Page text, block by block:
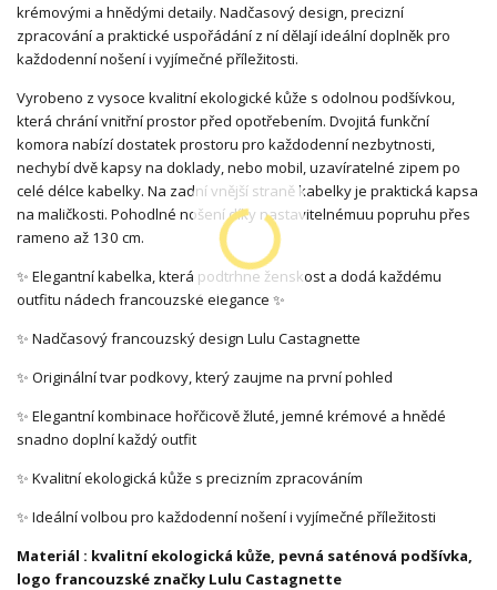
krémovými a hnědými detaily. Nadčasový design, precizní
zpracování a praktické uspořádání z ní dělají ideální doplněk pro
každodenní nošení i vyjímečné příležitosti.
Vyrobeno z vysoce kvalitní ekologické kůže s odolnou podšívkou,
která chrání vnitřní prostor před opotřebením. Dvojitá funkční
komora nabízí dostatek prostoru pro každodenní nezbytnosti,
nechybí dvě kapsy na doklady, nebo mobil, uzavíratelné zipem po
celé délce kabelky. Na zadní vnější straně kabelky je praktická kapsa
na maličkosti. Pohodlné nošení díky nastavitelnémuu popruhu přes
rameno až 130 cm.
✨ Elegantní kabelka, která podtrhne ženskost a dodá každému
outfitu nádech francouzské elegance ✨
✨ Nadčasový francouzský design Lulu Castagnette
✨ Originální tvar podkovy, který zaujme na první pohled
✨ Elegantní kombinace hořčicově žluté, jemné krémové a hnědé
snadno doplní každý outfit
✨ Kvalitní ekologická kůže s precizním zpracováním
✨ Ideální volbou pro každodenní nošení i vyjímečné příležitosti
Materiál : kvalitní ekologická kůže, pevná saténová podšívka,
logo francouzské značky Lulu Castagnette